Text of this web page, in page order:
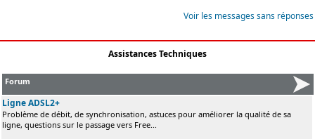
Voir les messages sans réponses
Assistances Techniques
Forum
Ligne ADSL2+
Problème de débit, de synchronisation, astuces pour améliorer la qualité de sa
ligne, questions sur le passage vers Free...